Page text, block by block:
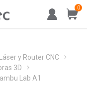
0
y Router CNC
3D
Lab A1